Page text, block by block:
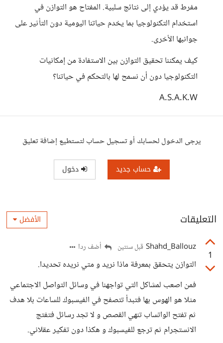
مفرط قد يؤدي إلى نتائج سلبية. المفتاح هو التوازن في
استخدام التكنولوجيا بما يخدم حياتنا اليومية دون التأثير على
جوانبها الأخرى.
كيف يمكننا تحقيق التوازن بين الاستفادة من إمكانيات
التكنولوجيا دون أن نسمح لها بالتحكم في حياتنا؟
A.S.A.K.W
يرجى الدخول لحسابك أو تسجيل حساب لتستطيع إضافة تعليق
حساب جديد دخول
التعليقات الأفضل
1
Shahd_Ballouz قبل سنتين أضف ردا
التوازن يتحقق بمعرفة ماذا نريد و متي نريده تحديدا.
فمن اصعب لمشاكل التي تواجهنا في وسائل التواصل الاجتماعي
مثلا هو الهوس بها فتبدأ تتصفح في الفيسبوك للساعات بلا هدف
ثم تفتح الواتساب تنهي القصص و لا تجد رسائل فتفتج
الانستجرام ثم ترجع للفيسبوك و هكذا دون تفكير عقلاني.